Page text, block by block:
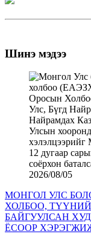
Шинэ мэдээ
2026/08/05
МОНГОЛ УЛС
ХОЛБОО,
БАЙГУУЛСАН
ЁСООР